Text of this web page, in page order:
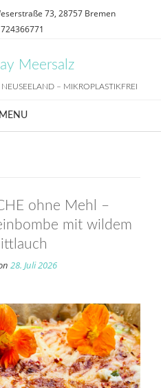
73, 28757 Bremen
Meersalz
– MIKROPLASTIKFREI
MENU
ohne Mehl –
mit wildem
28. Juli 2026